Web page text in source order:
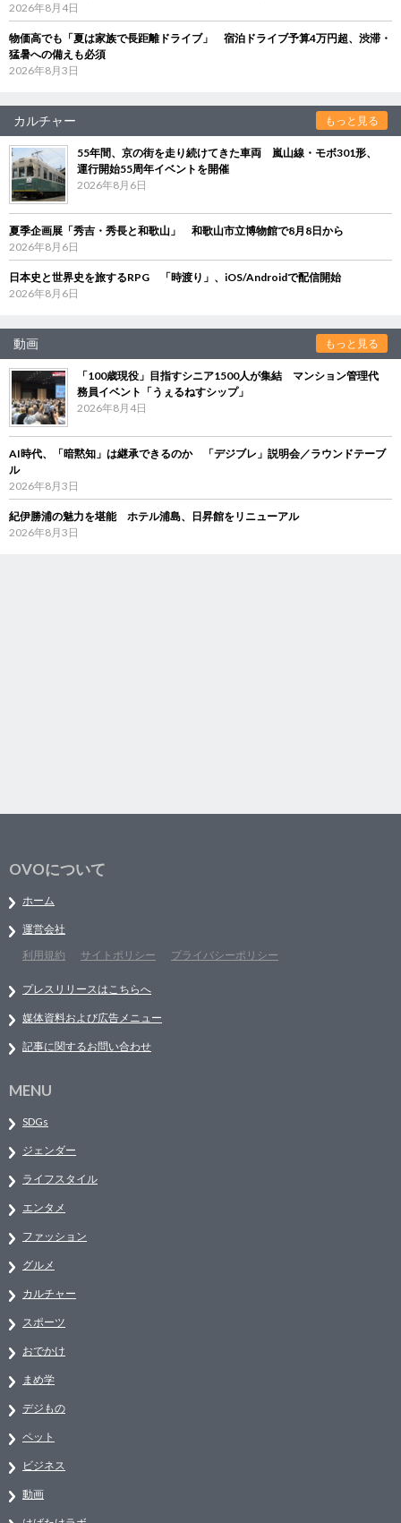
2026年8月4日
物価高でも「夏は家族で長距離ドライブ」 宿泊ドライブ予算4万円超、渋滞・
猛暑への備えも必須
2026年8月3日
カルチャー もっと見る
55年間、京の街を走り続けてきた車両 嵐山線・モボ301形、
運行開始55周年イベントを開催
2026年8月6日
夏季企画展「秀吉・秀長と和歌山」 和歌山市立博物館で8月8日から
2026年8月6日
日本史と世界史を旅するRPG 「時渡り」、iOS/Androidで配信開始
2026年8月6日
動画 もっと見る
「100歳現役」目指すシニア1500人が集結 マンション管理代
務員イベント「うぇるねすシップ」
2026年8月4日
AI時代、「暗黙知」は継承できるのか 「デジブレ」説明会／ラウンドテーブ
ル
2026年8月3日
紀伊勝浦の魅力を堪能 ホテル浦島、日昇館をリニューアル
2026年8月3日
OVOについて
ホーム
運営会社
利用規約
サイトポリシー プライバシーポリシー
プレスリリースはこちらへ
媒体資料および広告メニュー
記事に関するお問い合わせ
MENU
SDGs
ジェンダー
ライフスタイル
エンタメ
ファッション
グルメ
カルチャー
スポーツ
おでかけ
まめ学
デジもの
ペット
ビジネス
動画